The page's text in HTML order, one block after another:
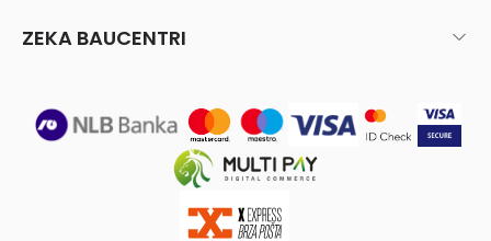
ZEKA BAUCENTRI